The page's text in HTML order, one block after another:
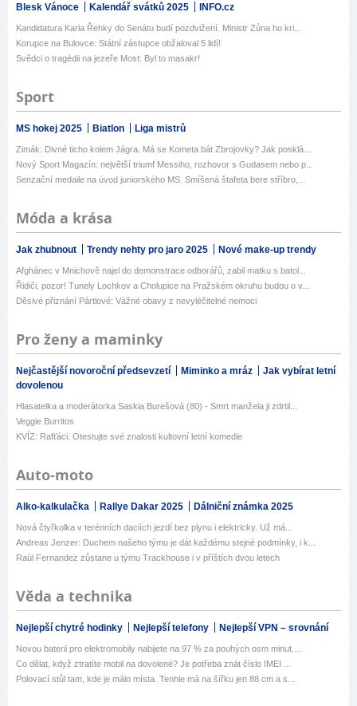
Blesk Vánoce Kalendář svátků 2025 INFO.cz
Kandidatura Karla Řehky do Senátu budí pozdvižení. Ministr Zůna ho kri...
Korupce na Bulovce: Státní zástupce obžaloval 5 lidí!
Svědci o tragédii na jezeře Most: Byl to masakr!
Sport
MS hokej 2025 Biatlon Liga mistrů
Zimák: Divné ticho kolem Jágra. Má se Kometa bát Zbrojovky? Jak posklá...
Nový Sport Magazín: největší triumf Messiho, rozhovor s Gudasem nebo p...
Senzační medaile na úvod juniorského MS. Smíšená štafeta bere stříbro,...
Móda a krása
Jak zhubnout Trendy nehty pro jaro 2025 Nové make-up trendy
Afghánec v Mnichově najel do demonstrace odborářů, zabil matku s batol...
Řidiči, pozor! Tunely Lochkov a Cholupice na Pražském okruhu budou o v...
Děsivé přiznání Pártlové: Vážné obavy z nevyléčitelné nemoci
Pro ženy a maminky
Nejčastější novoroční předsevzetí Miminko a mráz
Jak vybírat letní
dovolenou
Hlasatelka a moderátorka Saskia Burešová (80) - Smrt manžela ji zdrtil...
Veggie Burritos
KVÍZ: Rafťáci. Otestujte své znalosti kultovní letní komedie
Auto-moto
Alko-kalkulačka Rallye Dakar 2025 Dálniční známka 2025
Nová čtyřkolka v terénních daciích jezdí bez plynu i elektricky. Už má...
Andreas Jenzer: Duchem našeho týmu je dát každému stejné podmínky, i k...
Raúl Fernandez zůstane u týmu Trackhouse i v příštích dvou letech
Věda a technika
Nejlepší chytré hodinky Nejlepší telefony Nejlepší VPN – srovnání
Novou baterii pro elektromobily nabijete na 97 % za pouhých osm minut....
Co dělat, když ztratíte mobil na dovolené? Je potřeba znát číslo IMEI ...
Polovací stůl tam, kde je málo místa. Tenhle má na šířku jen 88 cm a s...